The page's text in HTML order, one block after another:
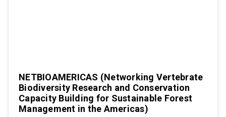
NETBIOAMERICAS (Networking Vertebrate
Biodiversity Research and Conservation
Capacity Building for Sustainable Forest
Management in the Americas)